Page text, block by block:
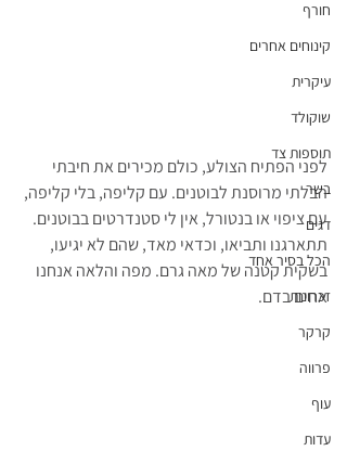
חורף
קינוחים אחרים
עיקרית
שוקולד
תוספות צד
בשר
דגים
הכל בסיר אחד
זכרונות
קרקר
פרווה
עוף
עדות
לפני הפתיח הצולע, כולם מכירים את חיבתי
הבלתי מרוסנת לבוטנים. עם קליפה, בלי קליפה,
עם ציפוי או בנטורל, אין לי סטנדרטים בבוטנים.
תתארגנו ותביאו, וכדאי מאד, שהם לא יגיעו,
בשקית קטנה של מאה גרם. מפה והלאה אנחנו
אחים בדם.